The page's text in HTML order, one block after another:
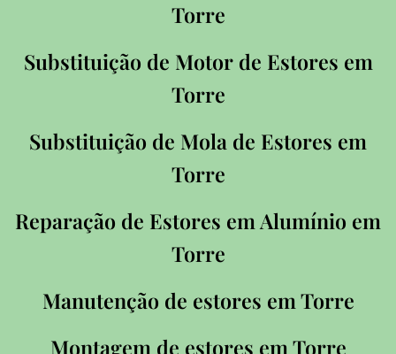
Torre
Substituição de Motor de Estores em
Torre
Substituição de Mola de Estores em
Torre
Reparação de Estores em Alumínio em
Torre
Manutenção de estores em Torre
Montagem de estores em Torre